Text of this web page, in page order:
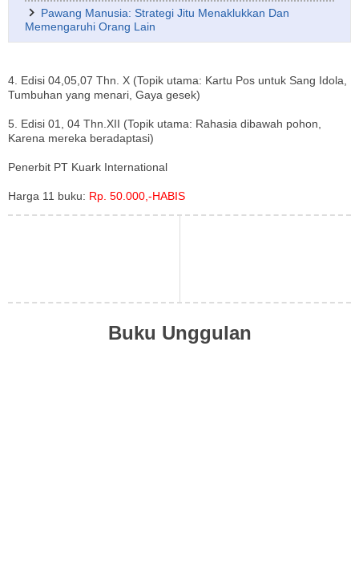
Pawang Manusia: Strategi Jitu Menaklukkan Dan
Memengaruhi Orang Lain
4. Edisi 04,05,07 Thn. X (Topik utama: Kartu Pos untuk Sang Idola,
Tumbuhan yang menari, Gaya gesek)
5. Edisi 01, 04 Thn.XII (Topik utama: Rahasia dibawah pohon,
Karena mereka beradaptasi)
Penerbit PT Kuark International
Harga 11 buku: Rp. 50.000,-HABIS
Buku Unggulan